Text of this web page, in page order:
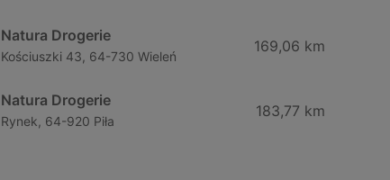
Natura Drogerie
Kościuszki 43, 64-730 Wieleń
169,06 km
Natura Drogerie
Rynek, 64-920 Piła
183,77 km